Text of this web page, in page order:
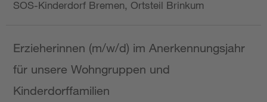
SOS-Kinderdorf Bremen, Ortsteil Brinkum
Erzieherinnen (m/w/d) im Anerkennungsjahr
für unsere Wohngruppen und
Kinderdorffamilien